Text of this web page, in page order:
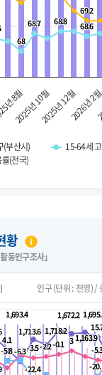
68
68
68.7
68.7 68.8
68.8 68.6
68.6
69.2
69.2
(부산시)
15-64세
(전국)
8월
2025년 10월2025년 12월2026년
황
동인구조사」
인구 (단위 : 천명) /
1,693.4
1,693.4
1,713.6
1,713.6 1,718.2
1,718.2
1,672.2
1,672.2
1,163.9
1,163.9
4.1
4.1
-6.3
-6.3-3.5
-3.5-2.2
-2.2-0.1
-0.1 3
3
-
-
-5.8
-5.8
-22.4
-22.4 -
-